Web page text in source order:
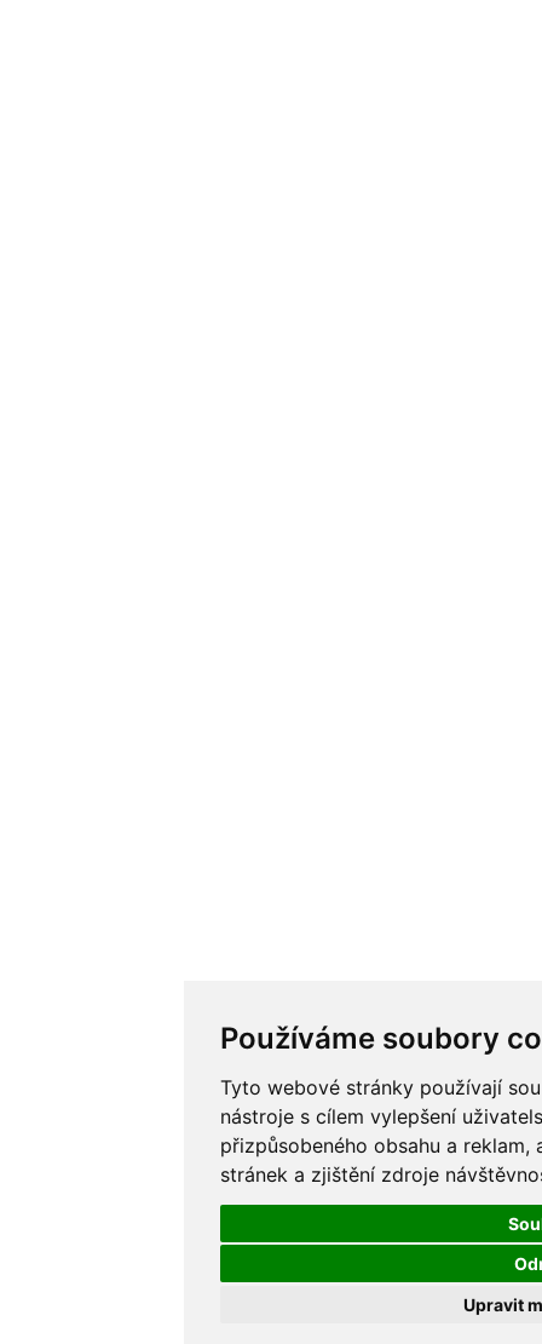
Používáme soubory
Tyto webové stránky používají
nástroje s cílem vylepšení
přizpůsobeného obsahu a
stránek a zjištění zdroje
Upravit